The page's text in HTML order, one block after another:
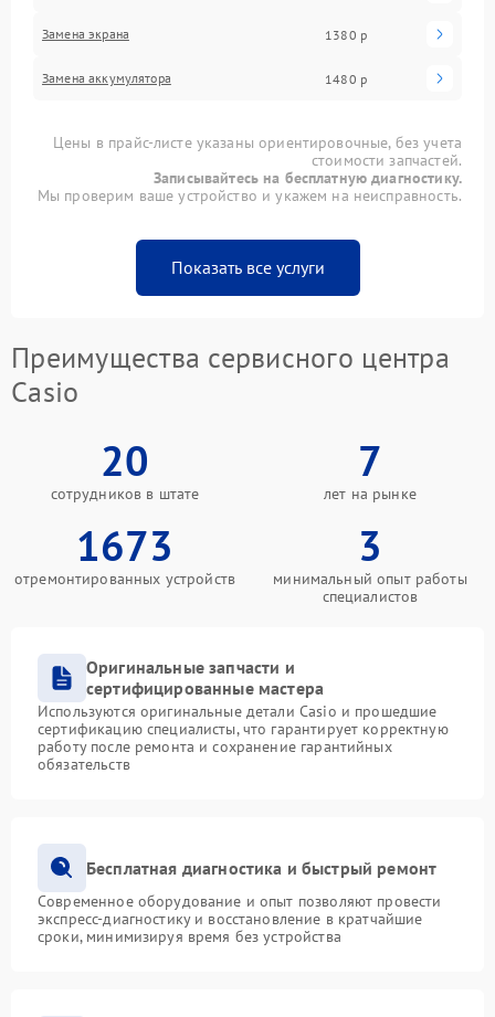
Замена экрана 1380 р
Замена аккумулятора 1480 р
Цены в прайс-листе указаны ориентировочные, без учета
стоимости запчастей.
Записывайтесь на бесплатную диагностику.
Мы проверим ваше устройство и укажем на неисправность.
Показать все услуги
Преимущества сервисного центра
Casio
20
сотрудников в штате
7
лет на рынке
1673
отремонтированных устройств
3
минимальный опыт работы
специалистов
Оригинальные запчасти и
сертифицированные мастера
Используются оригинальные детали Casio и прошедшие
сертификацию специалисты, что гарантирует корректную
работу после ремонта и сохранение гарантийных
обязательств
Бесплатная диагностика и быстрый ремонт
Современное оборудование и опыт позволяют провести
экспресс-диагностику и восстановление в кратчайшие
сроки, минимизируя время без устройства